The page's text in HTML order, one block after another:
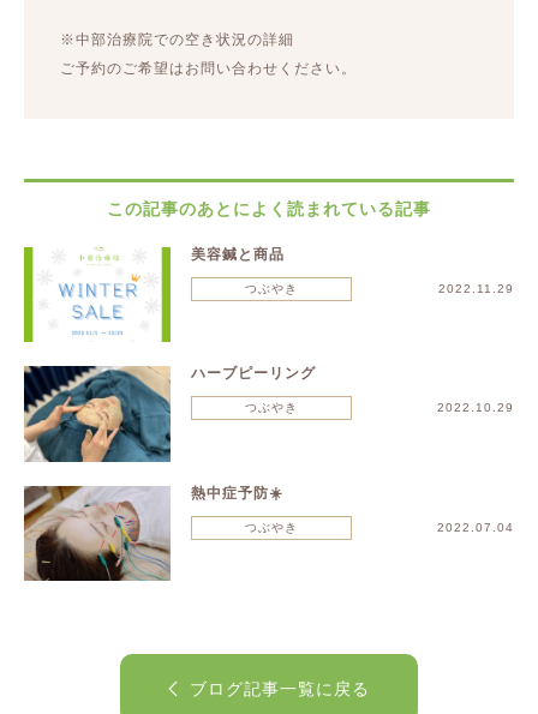
※中部治療院での空き状況の詳細
ご予約のご希望はお問い合わせください。
この記事のあとによく読まれている記事
美容鍼と商品
つぶやき 2022.11.29
ハーブピーリング
つぶやき 2022.10.29
熱中症予防☀️
つぶやき 2022.07.04
ブログ記事一覧に戻る